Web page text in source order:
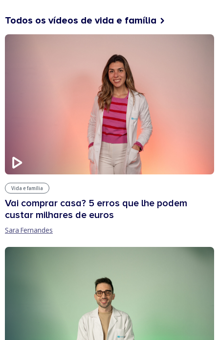
Todos os vídeos de vida e família
Vida e família
Vai comprar casa? 5 erros que lhe podem
custar milhares de euros
Sara Fernandes